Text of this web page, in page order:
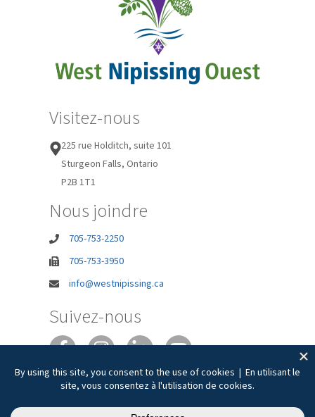
Visitez-nous
225 rue Holditch, suite 101
Sturgeon Falls, Ontario
P2B 1T1
Nous joindre
705-753-2250
705-753-3950
info@westnipissing.ca
Suivez-nous